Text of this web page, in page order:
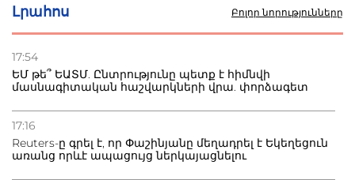
Լրահոս Բոլոր նորությունները
17:54
ԵՄ թե՞ ԵԱՏՄ. Ընտրությունը պետք է հիմնվի
մասնագիտական հաշվարկների վրա. փորձագետ
17:16
Reuters-ը գրել է, որ Փաշինյանը մեղադրել է Եկեղեցուն
առանց որևէ ապացույց ներկայացնելու
22.07.2026
տուժածներ կան
բնակվել Ռուսաստանում